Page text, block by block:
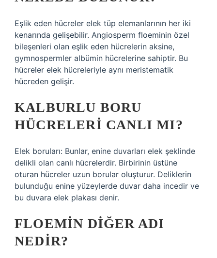
Eşlik eden hücreler elek tüp elemanlarının her iki
kenarında gelişebilir. Angiosperm floeminin özel
bileşenleri olan eşlik eden hücrelerin aksine,
gymnospermler albümin hücrelerine sahiptir. Bu
hücreler elek hücreleriyle aynı meristematik
hücreden gelişir.
KALBURLU BORU
HÜCRELERI CANLI MI?
Elek boruları: Bunlar, enine duvarları elek şeklinde
delikli olan canlı hücrelerdir. Birbirinin üstüne
oturan hücreler uzun borular oluşturur. Deliklerin
bulunduğu enine yüzeylerde duvar daha incedir ve
bu duvara elek plakası denir.
FLOEMIN DIĞER ADI
NEDIR?